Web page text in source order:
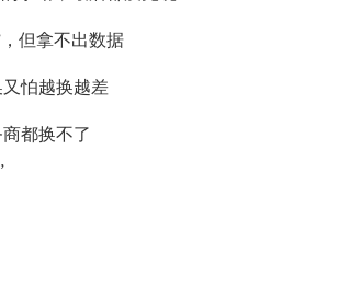
但拿不出数据
怕越换越差
都换不了